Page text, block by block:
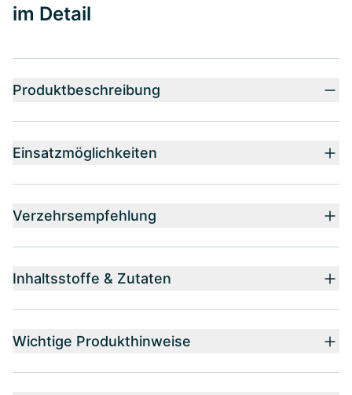
im Detail
Produktbeschreibung
Einsatzmöglichkeiten
Verzehrsempfehlung
Inhaltsstoffe & Zutaten
Wichtige Produkthinweise